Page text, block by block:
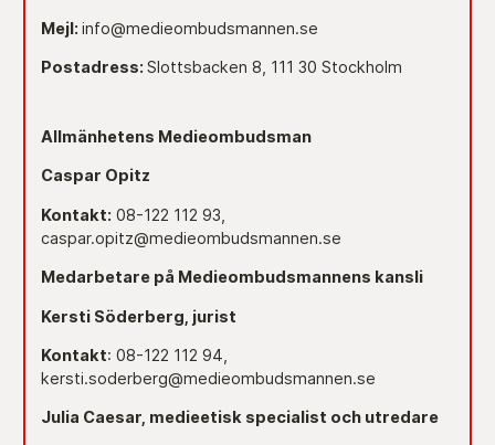
Mejl: info@medieombudsmannen.se
Postadress: Slottsbacken 8, 111 30 Stockholm
Allmänhetens Medieombudsman
Caspar Opitz
Kontakt: 08-122 112 93,
caspar.opitz@medieombudsmannen.se
Medarbetare på Medieombudsmannens kansli
Kersti Söderberg, jurist
Kontakt: 08-122 112 94,
kersti.soderberg@medieombudsmannen.se
Julia Caesar, medieetisk specialist och utredare